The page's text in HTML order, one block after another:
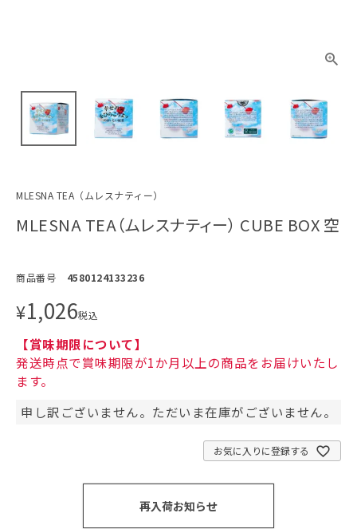
MLESNA TEA（ムレスナティー）
MLESNA TEA（ムレスナティー） CUBE BOX 空
商品番号 4580124133236
¥1,026税込
【賞味期限について】
発送時点で賞味期限が1か月以上の商品をお届けいたし
ます。
申し訳ございません。ただいま在庫がございません。
お気に入りに登録する
再入荷お知らせ